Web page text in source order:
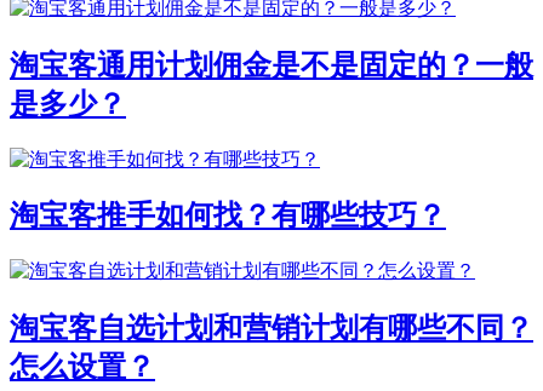
淘宝客通用计划佣金是不是固定的？一般
是多少？
淘宝客推手如何找？有哪些技巧？
淘宝客自选计划和营销计划有哪些不同？
怎么设置？